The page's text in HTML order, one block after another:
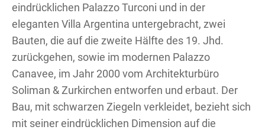
eindrücklichen Palazzo Turconi und in der
eleganten Villa Argentina untergebracht, zwei
Bauten, die auf die zweite Hälfte des 19. Jhd.
zurückgehen, sowie im modernen Palazzo
Canavee, im Jahr 2000 vom Architekturbüro
Soliman & Zurkirchen entworfen und erbaut. Der
Bau, mit schwarzen Ziegeln verkleidet, bezieht sich
mit seiner eindrücklichen Dimension auf die